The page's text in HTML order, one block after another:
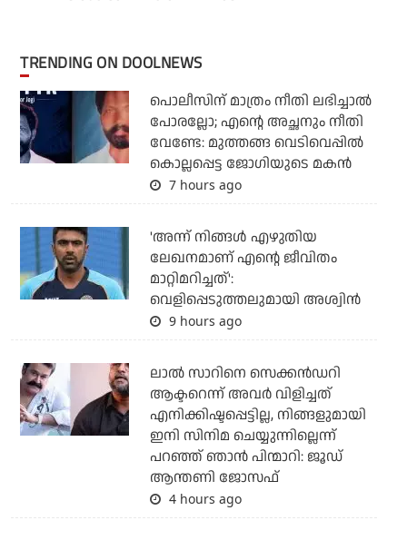
TRENDING ON DOOLNEWS
പൊലീസിന് മാത്രം നീതി ലഭിച്ചാല്‍
പോരല്ലോ; എന്റെ അച്ഛനും നീതി
വേണ്ടേ: മുത്തങ്ങ വെടിവെപ്പില്‍
കൊല്ലപ്പെട്ട ജോഗിയുടെ മകന്‍
7 hours ago
'അന്ന് നിങ്ങള്‍ എഴുതിയ
ലേഖനമാണ് എന്റെ ജീവിതം
മാറ്റിമറിച്ചത്':
വെളിപ്പെടുത്തലുമായി അശ്വിന്‍
9 hours ago
ലാല്‍ സാറിനെ സെക്കന്‍ഡറി
ആക്ടറെന്ന് അവര്‍ വിളിച്ചത്
എനിക്കിഷ്ടപ്പെട്ടില്ല, നിങ്ങളുമായി
ഇനി സിനിമ ചെയ്യുന്നില്ലെന്ന്
പറഞ്ഞ് ഞാന്‍ പിന്മാറി: ജൂഡ്
ആന്തണി ജോസഫ്
4 hours ago